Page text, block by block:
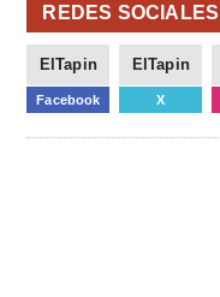
REDES SOCIALES
ElTapin
Facebook
ElTapin
X